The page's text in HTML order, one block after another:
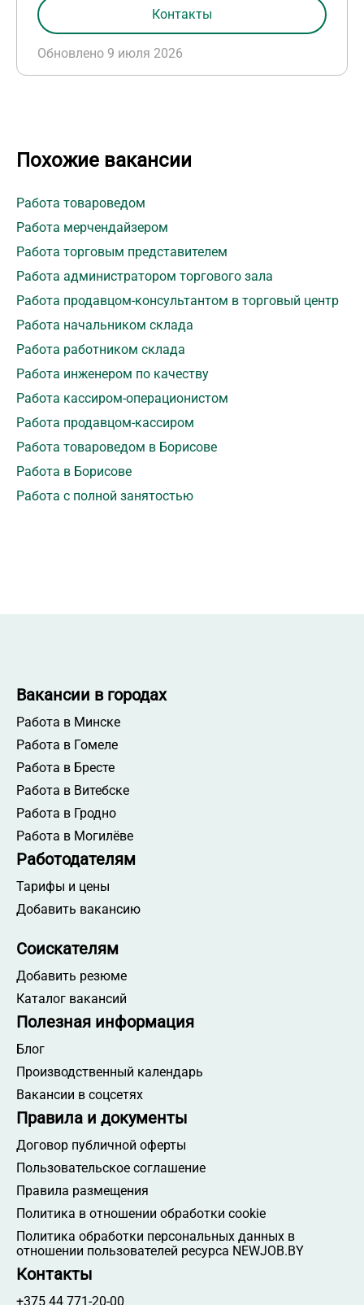
Обновлено 9 июля 2026
Контакты
Похожие вакансии
Работа товароведом
Работа мерчендайзером
Работа торговым представителем
Работа администратором торгового зала
Работа продавцом-консультантом в торговый центр
Работа начальником склада
Работа работником склада
Работа инженером по качеству
Работа кассиром-операционистом
Работа продавцом-кассиром
Работа товароведом в Борисове
Работа в Борисове
Работа с полной занятостью
Вакансии в городах
Работа в Минске
Работа в Гомеле
Работа в Бресте
Работа в Витебске
Работа в Гродно
Работа в Могилёве
Работодателям
Тарифы и цены
Добавить вакансию
Соискателям
Добавить резюме
Каталог вакансий
Полезная информация
Блог
Производственный календарь
Вакансии в соцсетях
Правила и документы
Договор публичной оферты
Пользовательское соглашение
Правила размещения
Политика в отношении обработки cookie
Политика обработки персональных данных в
отношении пользователей ресурса NEWJOB.BY
Контакты
+375 44 771-20-00